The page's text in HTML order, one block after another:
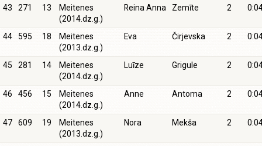
43 271 13
Meitenes
(2014.dz.g.)
Reina Anna Zemīte 2
44 595 18
Meitenes
(2013.dz.g.)
Eva Čirjevska 2
45 281 14
Meitenes
(2014.dz.g.)
Luīze Grigule 2
46 456 15
Meitenes
(2014.dz.g.)
Anne Antoma 2
47 609 19
Meitenes
(2013.dz.g.)
Nora Mekša 2